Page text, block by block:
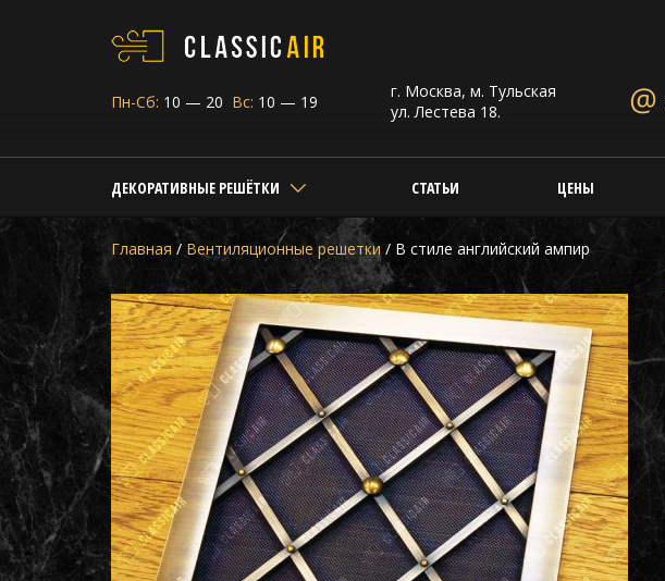
Пн-Сб: 10 — 20 Вс: 10 — 19
г. Москва, м. Тульская
ул. Лестева 18.
ДЕКОРАТИВНЫЕ РЕШЁТКИ СТАТЬИ ЦЕНЫ
Главная / Вентиляционные решетки / В стиле английский ампир